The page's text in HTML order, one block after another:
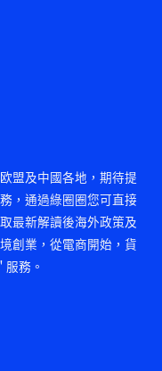
盟及中國各地，期待提
，通過綠圈圈您可直接
最新解讀後海外政策及
創業，從電商開始，貨
務。